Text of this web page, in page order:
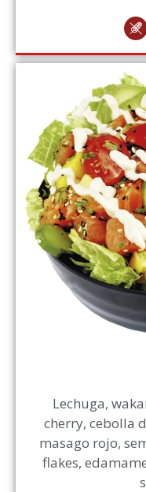
Lechuga,
cherry, cebolla
masago rojo,
flakes,